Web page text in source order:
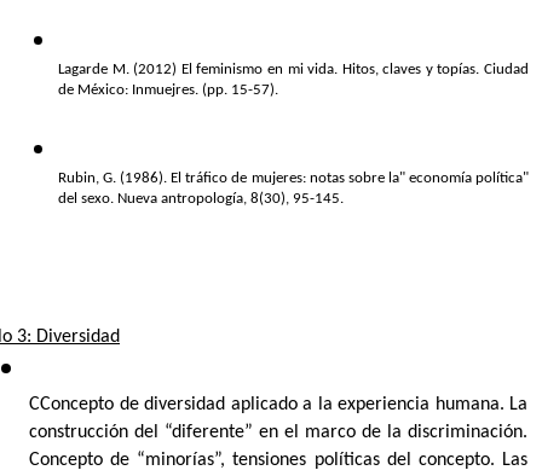
Lagarde M. (2012) El feminismo en mi vida. Hitos, claves y topías. Ciudad
de México: Inmuejres. (pp. 15-57).
Rubin, G. (1986). El tráfico de mujeres: notas sobre la" economía política"
del sexo. Nueva antropología, 8(30), 95-145.
3: Diversidad
CConcepto de diversidad aplicado a la experiencia humana. La
construcción del “diferente” en el marco de la discriminación.
Concepto de “minorías”, tensiones políticas del concepto. Las